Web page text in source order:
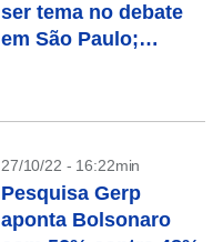
ser tema no debate
em São Paulo;
27/10/22 - 16:22min
Pesquisa Gerp
aponta Bolsonaro